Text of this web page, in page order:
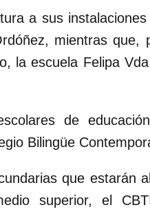
a sus
mientras que,
la escuela Felipa
de
Bilingüe
que estarán
superior, el